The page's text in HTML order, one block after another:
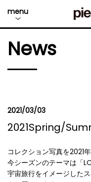
menu
News
2021/03/03
2021Spring/
コレクション写真を2021
今シーズンのテーマは「
宇宙旅行をイメージした